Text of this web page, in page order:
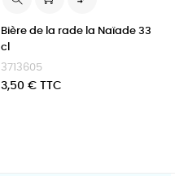
Bière de la rade la Naïade 33
cl
3713605
Prix
3,50 € TTC